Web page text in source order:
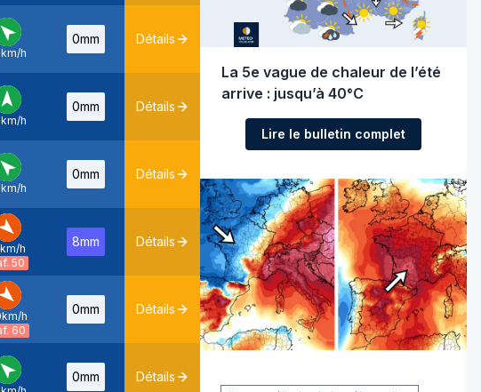
SE -
km/h
0mm Détails
S -
km/h
0mm Détails
SE -
km/h
0mm Détails
NO -
km/h
50
8mm Détails
NO -
km/h
60
0mm Détails
0mm Détails
La 5e vague de chaleur de l’été
arrive : jusqu’à 40°C
Lire le bulletin complet